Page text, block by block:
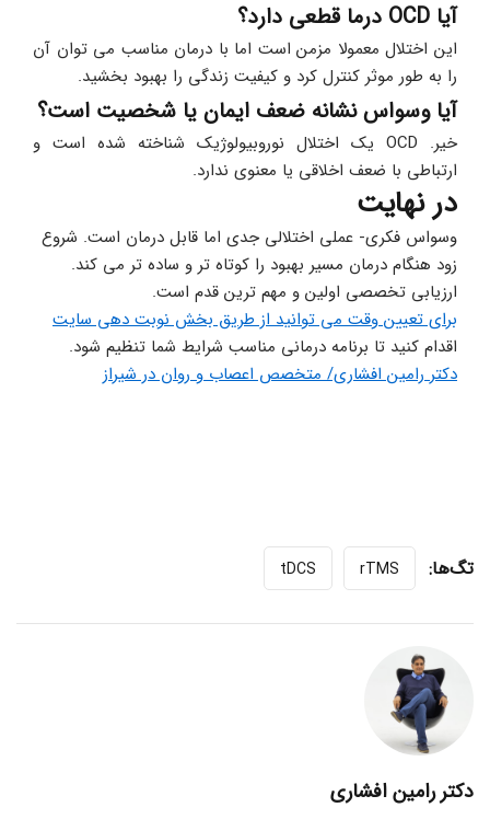
آیا OCD درما قطعی دارد؟
را به طور موثر کنترل کرد و کیفیت زندگی را بهبود بخشید.
آیا وسواس نشانه ضعف ایمان یا شخصیت است؟
ارتباطی با ضعف اخلاقی یا معنوی ندارد.
در نهایت
ارزیابی تخصصی اولین و مهم ترین قدم است.
برای تعیین وقت می توانید از طریق بخش نوبت دهی سایت
اقدام کنید تا برنامه درمانی مناسب شرایط شما تنظیم شود.
دکتر رامین افشاری/ متخصص اعصاب و روان در شیراز
تگ‌ها: rTMS
tDCS
دکتر رامین افشاری